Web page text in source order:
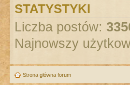
STATYSTYKI
Liczba postów:
Najnowszy
Strona główna forum